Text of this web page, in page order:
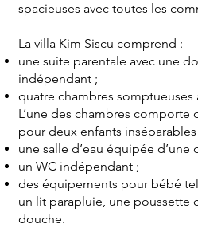
spacieuses avec toutes les
La villa Kim Siscu comprend :
une suite parentale avec une
indépendant ;
quatre chambres
L’une des chambres comporte
pour deux enfants inséparables
une salle d’eau équipée d’une
un WC indépendant ;
des équipements pour bébé
un lit parapluie, une poussette
douche.